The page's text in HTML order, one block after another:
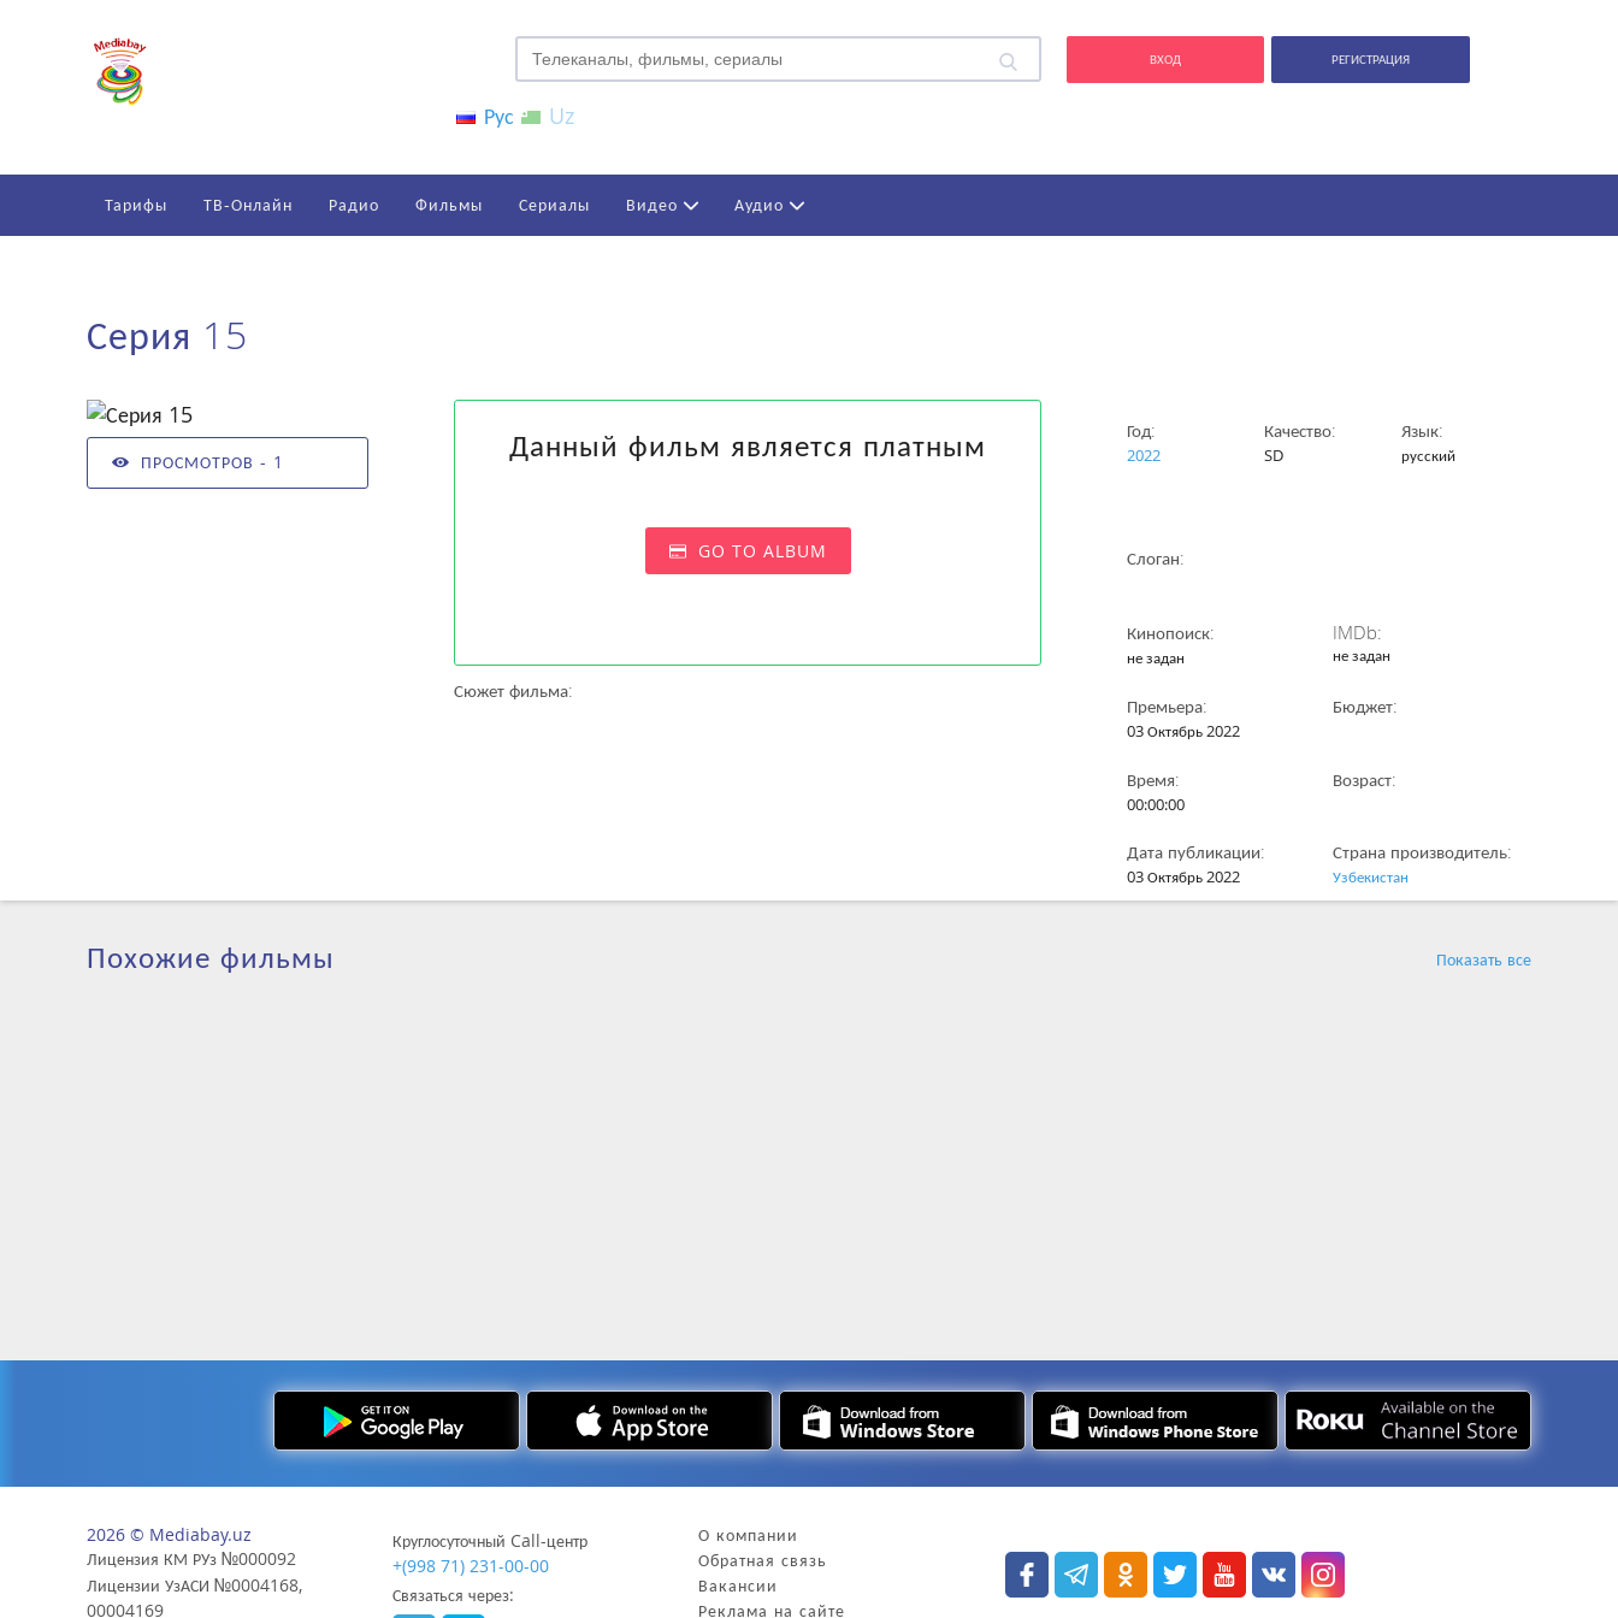
ВХОД РЕГИСТРАЦИЯ
Рус Uz
Тарифы ТВ-Онлайн Радио Фильмы Сериалы Видео Аудио
Серия 15
ПРОСМОТРОВ - 1 Данный фильм является платным
GO TO ALBUM
Сюжет фильма:
Год:
2022
Качество:
SD
Язык:
русский
Слоган:
Кинопоиск:
не задан
IMDb:
не задан
Премьера:
03 Октябрь 2022
Бюджет:
Время:
00:00:00
Возраст:
Дата публикации:
03 Октябрь 2022
Страна производитель:
Узбекистан
Похожие фильмы Показать все
2026 © Mediabay.uz
Лицензия КМ РУз №000092
Лицензии УзАСИ №0004168,
00004169
Круглосуточный Call-центр
+(998 71) 231-00-00
Связаться через:
О компании
Обратная связь
Вакансии
Реклама на сайте